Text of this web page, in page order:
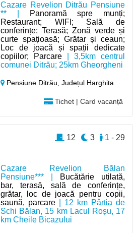
Cazare Revelion Ditrău Pensiune
** |
Panoramă spre munți;
Restaurant; WIFI; Sală de
conferințe; Terasă; Zonă verde și
curte spațioasă; Grătar și ceaun;
Loc de joacă și spații dedicate
copiilor; Parcare | 3,5km centrul
comunei Ditrău; 25km Gheorgheni
Pensiune Ditrău,Județul Harghita
Tichet | Card vacanță
Cazare Revelion Bălan
Pensiune*** |
Bucătărie utilată,
bar, terasă, sală de conferințe,
grătar, loc de joacă pentru copii,
saună, parcare | 12 km Pârtia de
Schi Bălan, 15 km Lacul Roșu, 17
km Cheile Bicazului
1 - 29
3
12